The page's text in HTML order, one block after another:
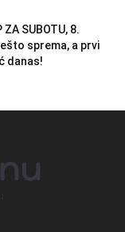
ZA SUBOTU, 8.
sprema, a prvi
danas!